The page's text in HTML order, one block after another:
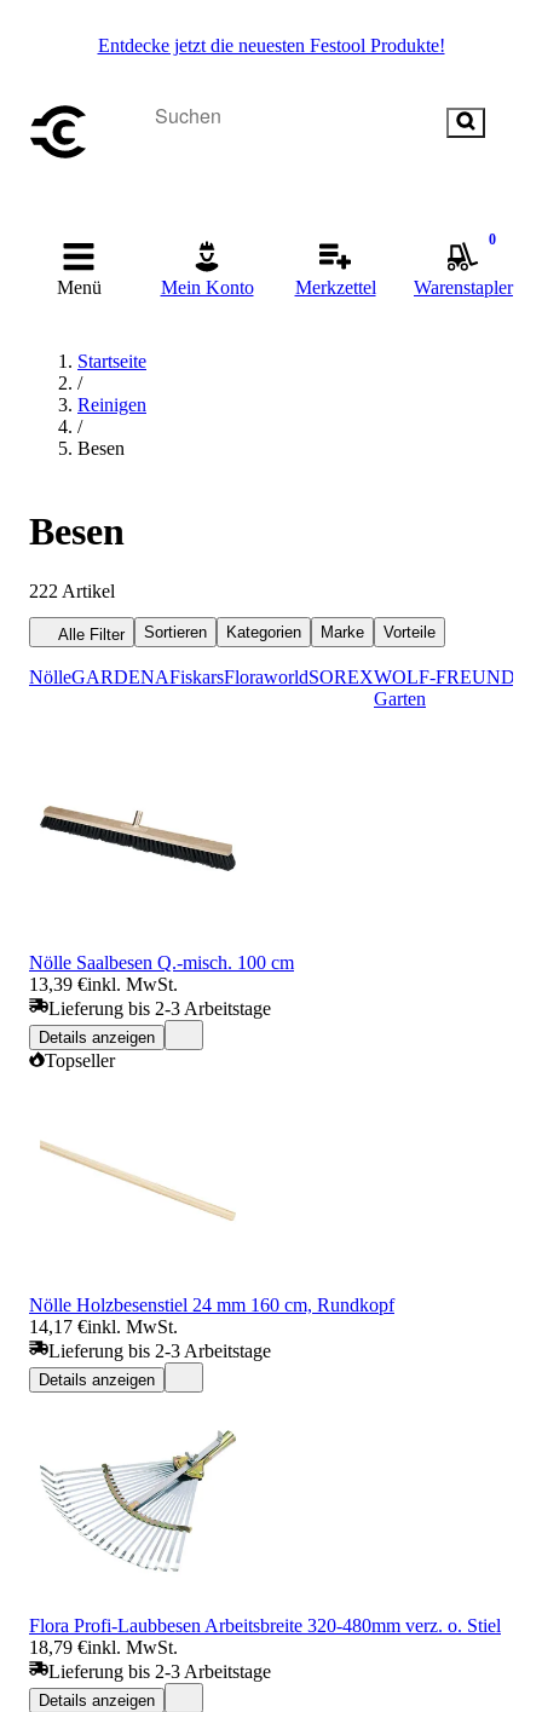
Entdecke jetzt die neuesten Festool Produkte!
Menü Mein Konto Merkzettel
0
Warenstapler
Startseite
/
Reinigen
/
Besen
Besen
222 Artikel
Alle Filter Sortieren Kategorien Marke Vorteile
NölleGARDENAFiskarsFloraworldSOREXWOLF-
Garten
FREUND
Nölle Saalbesen Q.-misch. 100 cm
13,39 €inkl. MwSt.
Lieferung bis 2-3 Arbeitstage
Details anzeigen
Topseller
Nölle Holzbesenstiel 24 mm 160 cm, Rundkopf
14,17 €inkl. MwSt.
Lieferung bis 2-3 Arbeitstage
Details anzeigen
Flora Profi-Laubbesen Arbeitsbreite 320-480mm verz. o. Stiel
18,79 €inkl. MwSt.
Lieferung bis 2-3 Arbeitstage
Details anzeigen